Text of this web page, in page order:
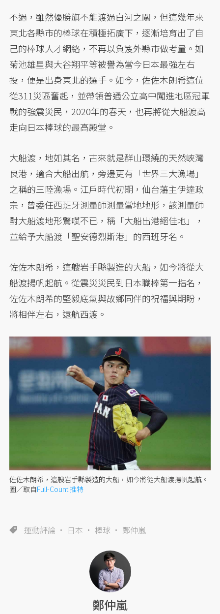
不過，雖然優勝旗不能渡過白河之關，但這幾年來
東北各縣市的棒球在積極拓廣下，逐漸培育出了自
己的棒球人才網絡，不再以負笈外縣市做考量。如
菊池雄星與大谷翔平等被譽為當今日本最強左右
投，便是出身東北的選手。如今，佐佐木朗希這位
從311災區奮起，並帶領普通公立高中闖進地區冠軍
戰的強震災民，2020年的春天，也再將從大船渡高
走向日本棒球的最高殿堂。
大船渡，地如其名，古來就是群山環繞的天然峽灣
良港，適合大船出航，旁邊更有「世界三大漁場」
之稱的三陸漁場。江戶時代初期，仙台藩主伊達政
宗，曾委任西班牙測量師測量當地地形，該測量師
對大船渡地形驚嘆不已，稱「大船出港絕佳地」，
並給予大船渡「聖安德烈斯港」的西班牙名。
佐佐木朗希，這艘岩手縣製造的大船，如今將從大
船渡揚帆起航。從震災災民到日本職棒第一指名，
佐佐木朗希的堅毅底氣與故鄉同伴的祝福與期盼，
將相伴左右，遠航西渡。
佐佐木朗希，這艘岩手縣製造的大船，如今將從大船渡揚帆起航。
圖／取自Full-Count 推特
運動評論 日本 棒球 鄭仲嵐
鄭仲嵐